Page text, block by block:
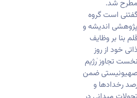
مطرح شد.
است گروه
پژوهشی اندیشه و
بنا بر وظایف
ذاتی خود از روز
نخست تجاوز ٰرژیم
ضمن
رخدادها و